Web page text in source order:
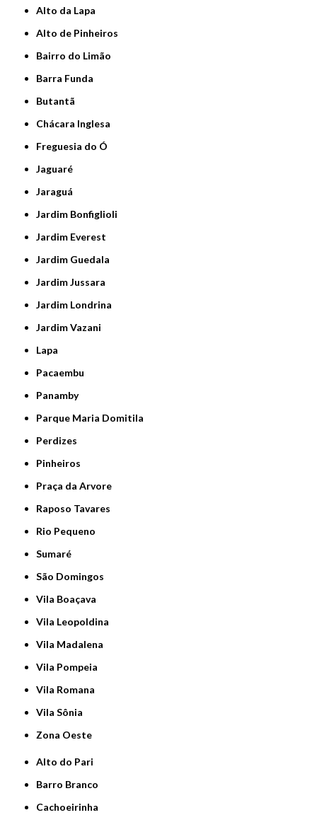
Alto da Lapa
Alto de Pinheiros
Bairro do Limão
Barra Funda
Butantã
Chácara Inglesa
Freguesia do Ó
Jaguaré
Jaraguá
Jardim Bonfiglioli
Jardim Everest
Jardim Guedala
Jardim Jussara
Jardim Londrina
Jardim Vazani
Lapa
Pacaembu
Panamby
Parque Maria Domitila
Perdizes
Pinheiros
Praça da Arvore
Raposo Tavares
Rio Pequeno
Sumaré
São Domingos
Vila Boaçava
Vila Leopoldina
Vila Madalena
Vila Pompeia
Vila Romana
Vila Sônia
Zona Oeste
Alto do Pari
Barro Branco
Cachoeirinha